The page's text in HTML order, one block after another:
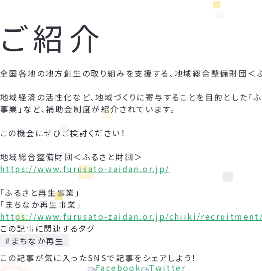
ご紹介
全国各地の地方創生の取り組みを支援する、地域総合整備財団＜
地域経済の活性化など、地域づくりに寄与することを目的とした
事業」など、補助金制度が紹介されています。
この機会にぜひご検討ください！
地域総合整備財団＜ふるさと財団＞
https://www.furusato-zaidan.or.jp/
「ふるさと再生事業」
「まちなか再生事業」
https://www.furusato-zaidan.or.jp/chiiki/recruitment/
この記事に関連するタグ
#まちなか再生
この記事が気に入ったSNSで記事をシェアしよう！